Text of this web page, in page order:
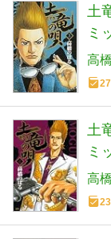
土
ミ
高
土
ミ
高